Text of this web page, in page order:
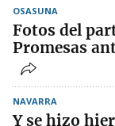
OSASUNA
Fotos del
Promesas
NAVARRA
Y se hizo